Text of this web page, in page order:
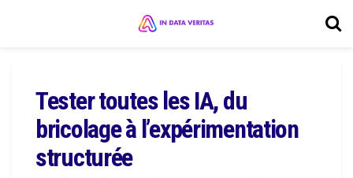
Tester toutes les IA, du
bricolage à l’expérimentation
structurée